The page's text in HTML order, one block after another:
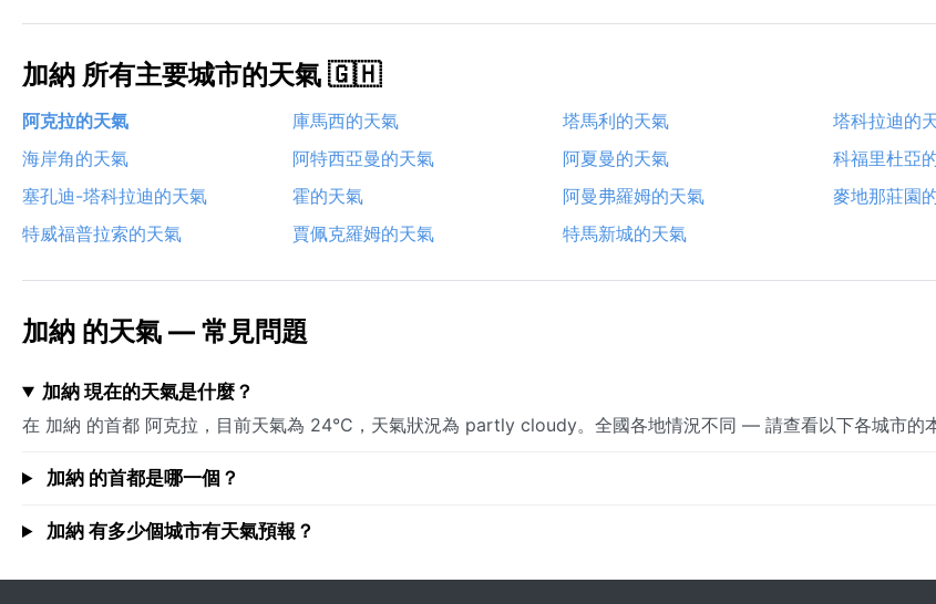
加納 所有主要城市的天氣 🇬🇭
阿克拉的天氣 庫馬西的天氣 塔馬利的天氣
塔科拉迪的
海岸角的天氣
阿特西亞曼的天氣 阿夏曼的天氣
科福里杜亞
塞孔迪-塔科拉迪的天氣
霍的天氣 阿曼弗羅姆的天氣
麥地那莊園
特威福普拉索的天氣
賈佩克羅姆的天氣 特馬新城的天氣
加納 的天氣 — 常見問題
加納 現在的天氣是什麼？
在 加納 的首都 阿克拉，目前天氣為 24°C，天氣狀況為 partly cloudy。全國各地情況不同 — 請查看以下各城市的本
加納 的首都是哪一個？
加納 有多少個城市有天氣預報？